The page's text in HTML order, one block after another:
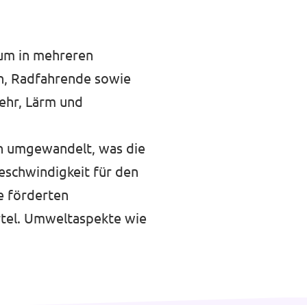
in mehreren
Radfahrende sowie
Lärm und
umgewandelt, was die
für den
förderten
Umweltaspekte wie